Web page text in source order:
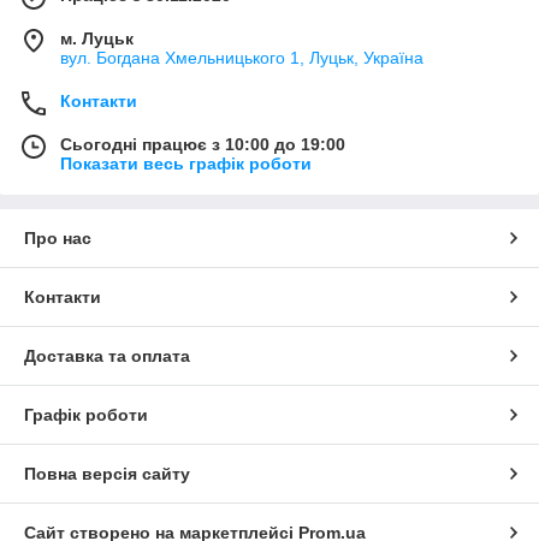
м. Луцьк
вул. Богдана Хмельницького 1, Луцьк, Україна
Контакти
Сьогодні працює з 10:00 до 19:00
Показати весь графік роботи
Про нас
Контакти
Доставка та оплата
Графік роботи
Повна версія сайту
Сайт створено на маркетплейсі Prom.ua